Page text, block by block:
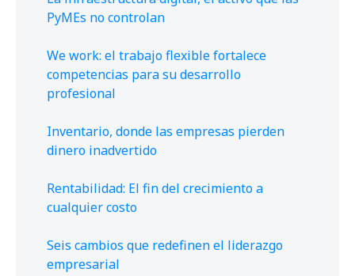
PyMEs no controlan
We work: el trabajo flexible fortalece
competencias para su desarrollo
profesional
Inventario, donde las empresas pierden
dinero inadvertido
Rentabilidad: El fin del crecimiento a
cualquier costo
Seis cambios que redefinen el liderazgo
empresarial